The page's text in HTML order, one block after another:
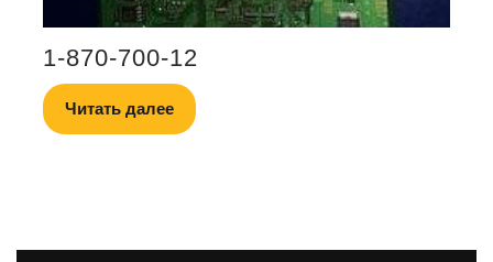
1-870-700-12
Читать далее